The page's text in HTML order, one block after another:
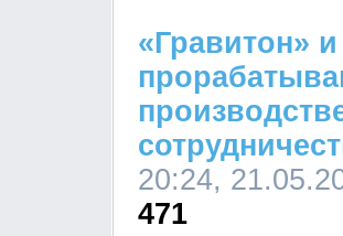
«Гравитон»
20:24,
471